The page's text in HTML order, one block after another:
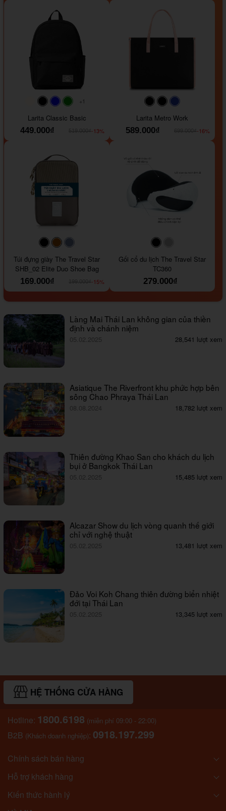
#faf0e6
#000000#0000FF#008000
+1
Larita Classic Basic
449.000₫
-13%
#000000#000000
Larita Metro Work
589.000₫
-16%
#000000#964B00
Túi đựng giày The Travel Star
SHB_02 Elite Duo Shoe Bag
169.000₫
-15%
#000000
Gối cổ du lịch The Travel Star
TC360
279.000₫
Làng Mai Thái Lan không gian của thiền
định và chánh niệm
05.02.2025 28,541 lượt xem
Asiatique The Riverfront khu phức hợp bên
sông Chao Phraya Thái Lan
08.08.2024 18,782 lượt xem
Thiên đường Khao San cho khách du lịch
bụi ở Bangkok Thái Lan
05.02.2025 15,485 lượt xem
Alcazar Show du lịch vòng quanh thế giới
chỉ với nghệ thuật
05.02.2025 13,481 lượt xem
Đảo Voi Koh Chang thiên đường biển nhiệt
đới tại Thái Lan
05.02.2025 13,345 lượt xem
HỆ THỐNG CỬA HÀNG
Hotline: 1800.6198 (miễn phí 09:00 - 22:00)
B2B (Khách doanh nghiệp): 0918.197.299
Chính sách bán hàng
Hỗ trợ khách hàng
Kiến thức hành lý